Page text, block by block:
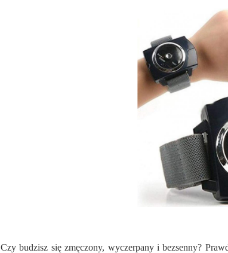
Czy budzisz się zmęczony, wyczerpany i bezsenny?